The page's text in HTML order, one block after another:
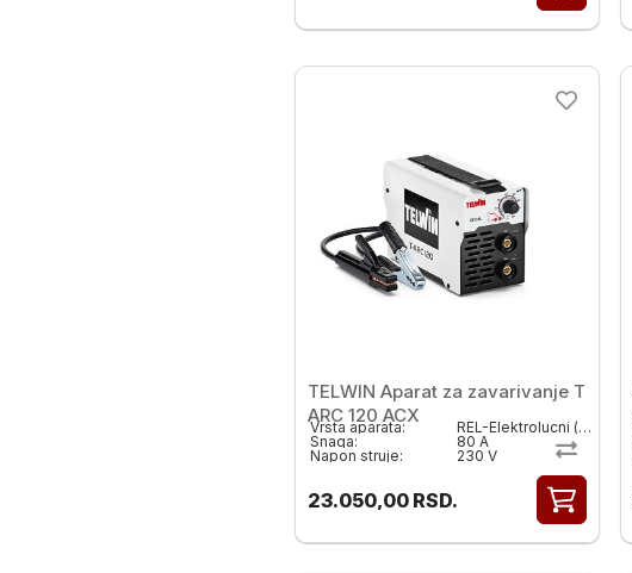
TELWIN Aparat za zavarivanje T
ARC 120 ACX
Vrsta aparata:
REL-Elektrolucni ( MMA)
Snaga:
80 A
Napon struje:
230 V
23.050,00 RSD.